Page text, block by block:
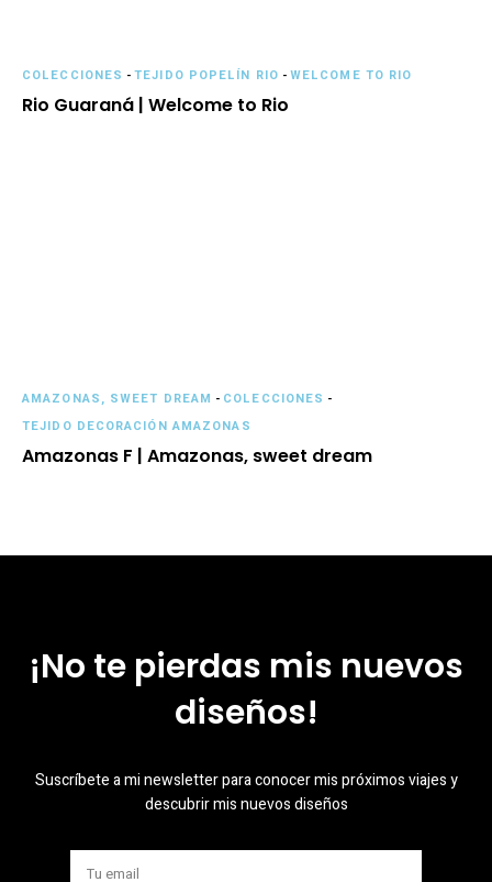
COLECCIONES -TEJIDO POPELÍN RIO -WELCOME TO RIO
Rio Guaraná | Welcome to Rio
AMAZONAS, SWEET DREAM - COLECCIONES -
TEJIDO DECORACIÓN AMAZONAS
Amazonas F | Amazonas, sweet dream
¡No te pierdas mis nuevos
diseños!
Suscríbete a mi newsletter para conocer mis próximos viajes y
descubrir mis nuevos diseños